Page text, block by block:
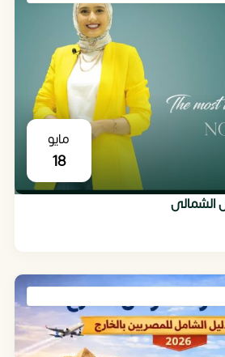
مايو
18
الشمالى